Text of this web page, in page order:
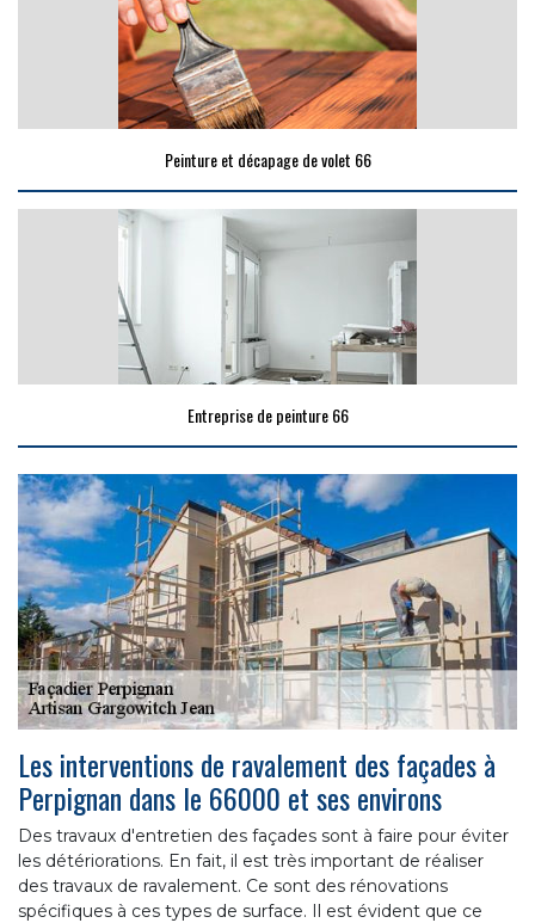
Peinture et décapage de volet 66
Entreprise de peinture 66
Les interventions de ravalement des façades à
Perpignan dans le 66000 et ses environs
Des travaux d'entretien des façades sont à faire pour éviter
les détériorations. En fait, il est très important de réaliser
des travaux de ravalement. Ce sont des rénovations
spécifiques à ces types de surface. Il est évident que ce